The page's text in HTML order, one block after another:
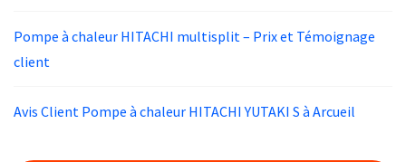
Pompe à chaleur HITACHI multisplit – Prix et Témoignage
client
Avis Client Pompe à chaleur HITACHI YUTAKI S à Arcueil